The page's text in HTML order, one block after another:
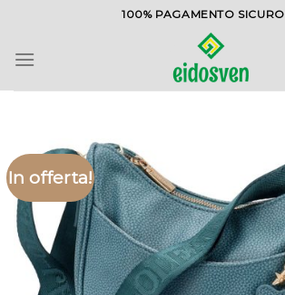
contenuti
100% PAGAMENTO SICURO
In offerta!